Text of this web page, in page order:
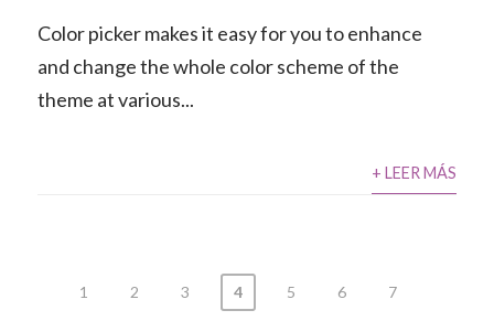
Color picker makes it easy for you to enhance
and change the whole color scheme of the
theme at various...
+ LEER MÁS
1 2 3 4 5 6 7